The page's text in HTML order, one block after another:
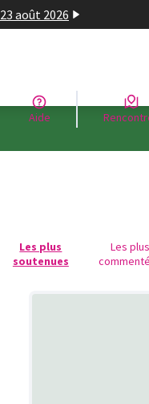
août 2026
Aide
Les plus
soutenues
Les plus